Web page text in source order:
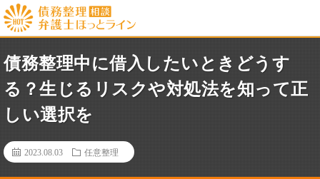
債務整理中に借入したいときどうす
る？生じるリスクや対処法を知って正
しい選択を
2023.08.03 任意整理